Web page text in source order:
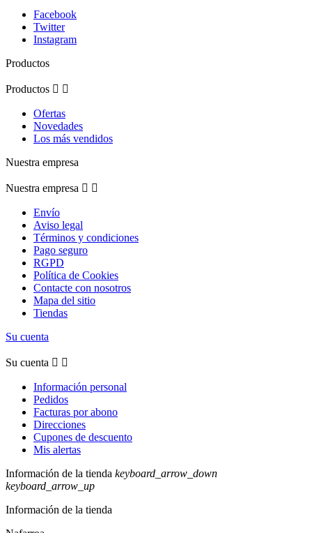
Facebook
Twitter
Instagram
Productos
Productos  
Ofertas
Novedades
Los más vendidos
Nuestra empresa
Nuestra empresa  
Envío
Aviso legal
Términos y condiciones
Pago seguro
RGPD
Política de Cookies
Contacte con nosotros
Mapa del sitio
Tiendas
Su cuenta
Su cuenta  
Información personal
Pedidos
Facturas por abono
Direcciones
Cupones de descuento
Mis alertas
Información de la tienda keyboard_arrow_down
keyboard_arrow_up
Información de la tienda